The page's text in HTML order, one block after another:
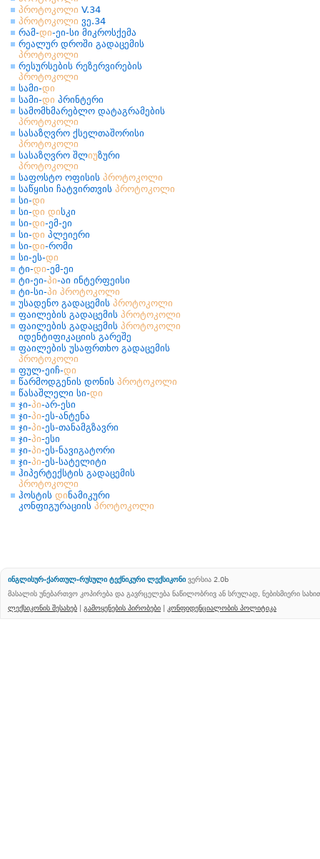
პროტოკოლი V.34
პროტოკოლი ვე.34
რამ-დი-ეი-სი მიკროსქემა
რეალურ დროში გადაცემის
პროტოკოლი
რესურსების რეზერვირების
პროტოკოლი
სამი-დი
სამი-დი პრინტერი
სამომხმარებლო დატაგრამების
პროტოკოლი
სასაზღვრო ქსელთაშორისი
პროტოკოლი
სასაზღვრო შლიუზური
პროტოკოლი
საფოსტო ოფისის პროტოკოლი
საწყისი ჩატვირთვის პროტოკოლი
სი-დი
სი-დი დისკი
სი-დი-ემ-ეი
სი-დი პლეიერი
სი-დი-რომი
სი-ეს-დი
ტი-დი-ემ-ეი
ტი-ეი-პი-აი ინტერფეისი
ტი-სი-პი პროტოკოლი
უსადენო გადაცემის პროტოკოლი
ფაილების გადაცემის პროტოკოლი
ფაილების გადაცემის პროტოკოლი
იდენტიფიკაციის გარეშე
ფაილების უსაფრთხო გადაცემის
პროტოკოლი
ფულ-ეიჩ-დი
წარმოდგენის დონის პროტოკოლი
წასაშლელი სი-დი
ჯი-პი-არ-ესი
ჯი-პი-ეს-ანტენა
ჯი-პი-ეს-თანამგზავრი
ჯი-პი-ესი
ჯი-პი-ეს-ნავიგატორი
ჯი-პი-ეს-სატელიტი
ჰიპერტექსტის გადაცემის
პროტოკოლი
ჰოსტის დინამიკური
კონფიგურაციის პროტოკოლი
ინგლისურ-ქართულ-რუსული ტექნიკური ლექსიკონი ვერსია 2.0b
მასალის უნებართვო კოპირება და გავრცელება ნაწილობრივ ან სრულად, ნებისმიერი
ლექსიკონის შესახებ | გამოყენების პირობები | კონფიდენციალობის პოლიტიკა